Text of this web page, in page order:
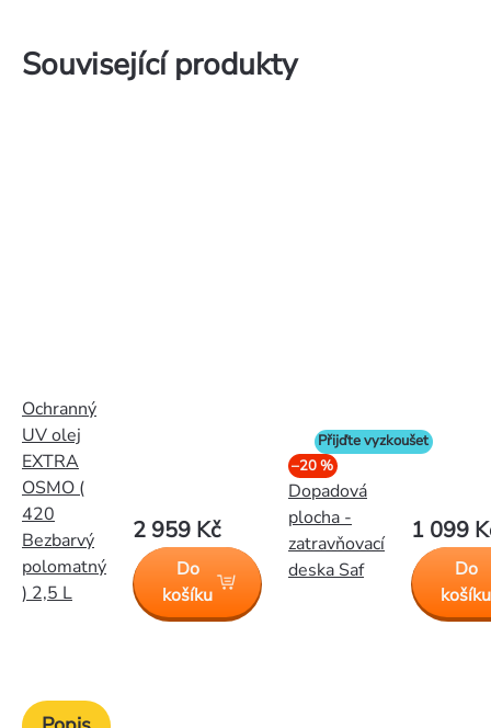
Související produkty
Ochranný
UV olej
EXTRA
OSMO (
420
Bezbarvý
polomatný
) 2,5 L
2 959 Kč
Do
košíku
Přijďte vyzkoušet
–20 %
Dopadová
plocha -
zatravňovací
deska Saf
1 099
Do
košíku